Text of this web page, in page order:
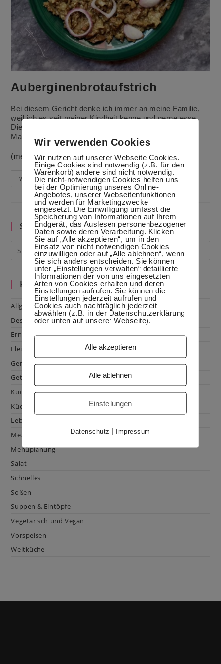
Auberginenbrotaufstrich
Bei diesem Gericht denke ich immer an meine Familie,
weil ich es seit meiner Kindheit kenne und gerne esse.
Die Zubereitung ist sehr einfach. Eine Freundin aus
Marseille sagte, sie haben dort ein ähnliches Gericht.
(mehr …)
WeiterlesenAuberginenbrotaufstrich
Suche im Blog
Kategorien
Allgemein
Dessert
Ernährung
Fleisch & Geflügel
Gemüse
Getränke
Kuchen & Gebäck
Küchenhacks
Lebensmittelkunde
Mealprep
Menüplanung
Salat
Schnelles
Soßen
Suppen & Eintöpfe
Vegetarisch und Vegan
Vorspeisen
Weltküche
Wir verwenden Cookies
Wir nutzen auf unserer Webseite Cookies.
Einige Cookies sind notwendig (z.B. für den
Warenkorb) andere sind nicht notwendig.
Die nicht-notwendigen Cookies helfen uns
bei der Optimierung unseres Online-
Angebotes, unserer Webseitenfunktionen
und werden für Marketingzwecke
eingesetzt. Die Einwilligung umfasst die
Speicherung von Informationen auf Ihrem
Endgerät, das Auslesen personenbezogener
Daten sowie deren Verarbeitung. Klicken
Sie auf „Alle akzeptieren“, um in den
Einsatz von nicht notwendigen Cookies
einzuwilligen oder auf „Alle ablehnen“, wenn
Sie sich anders entscheiden. Sie können
unter „Einstellungen verwalten“ detaillierte
Informationen der von uns eingesetzten
Arten von Cookies erhalten und deren
Einstellungen aufrufen. Sie können die
Einstellungen jederzeit aufrufen und
Cookies auch nachträglich jederzeit
abwählen (z.B. in der Datenschutzerklärung
oder unten auf unserer Webseite).
Alle akzeptieren
Alle ablehnen
Einstellungen
Datenschutz | Impressum